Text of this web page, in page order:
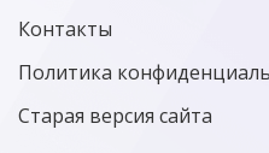
Контакты
Политика
Старая версия сайта